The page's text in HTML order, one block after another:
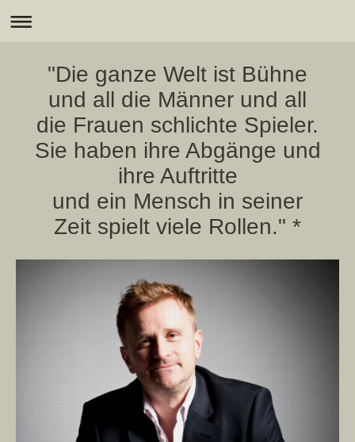
"Die ganze Welt ist Bühne
und all die Männer und all
die Frauen schlichte Spieler.
Sie haben ihre Abgänge und
ihre Auftritte
und ein Mensch in seiner
Zeit spielt viele Rollen." *